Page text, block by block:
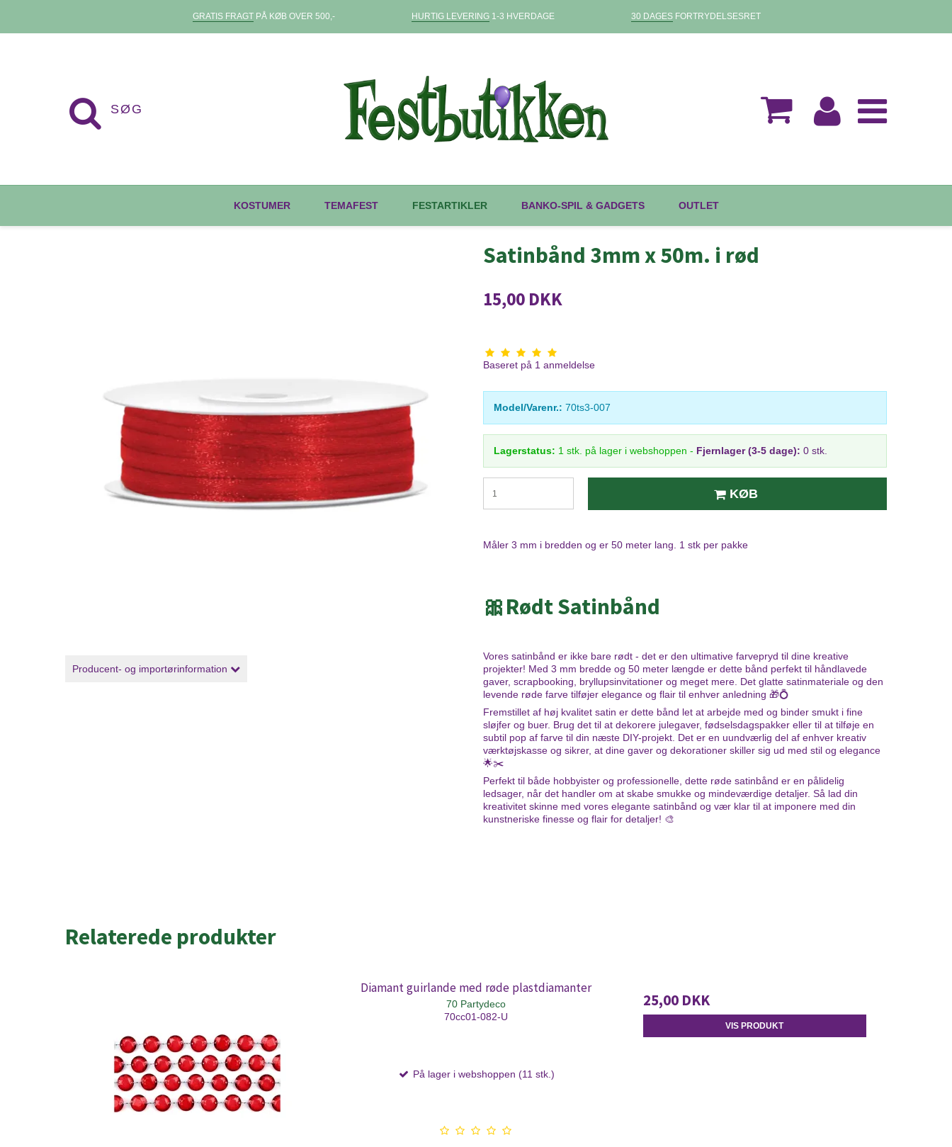
GRATIS FRAGTPÅ KØB OVER 500,- HURTIG LEVERING1-3 HVERDAGE 30 DAGESFORTRYDELSESRET
KOSTUMER TEMAFEST FESTARTIKLER BANKO-SPIL & GADGETS OUTLET
Producent- og importørinformation
Satinbånd 3mm x 50m. i rød
15,00 DKK
Baseret på 1 anmeldelse
Model/Varenr.: 70ts3-007
Lagerstatus: 1 stk. på lager i webshoppen - Fjernlager (3-5 dage): 0 stk.
KØB
Måler 3 mm i bredden og er 50 meter lang. 1 stk per pakke
🎀Rødt Satinbånd
Vores satinbånd er ikke bare rødt - det er den ultimative farvepryd til dine kreative
projekter! Med 3 mm bredde og 50 meter længde er dette bånd perfekt til håndlavede
gaver, scrapbooking, bryllupsinvitationer og meget mere. Det glatte satinmateriale og den
levende røde farve tilføjer elegance og flair til enhver anledning 🎁💍
Fremstillet af høj kvalitet satin er dette bånd let at arbejde med og binder smukt i fine
sløjfer og buer. Brug det til at dekorere julegaver, fødselsdagspakker eller til at tilføje en
subtil pop af farve til din næste DIY-projekt. Det er en uundværlig del af enhver kreativ
værktøjskasse og sikrer, at dine gaver og dekorationer skiller sig ud med stil og elegance
🌟✂️
Perfekt til både hobbyister og professionelle, dette røde satinbånd er en pålidelig
ledsager, når det handler om at skabe smukke og mindeværdige detaljer. Så lad din
kreativitet skinne med vores elegante satinbånd og vær klar til at imponere med din
kunstneriske finesse og flair for detaljer! 🎨
Relaterede produkter
Diamant guirlande med røde plastdiamanter
70 Partydeco
70cc01-082-U
På lager i webshoppen (11 stk.)
25,00 DKK
VIS PRODUKT